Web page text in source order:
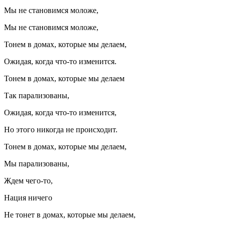
Мы не становимся моложе,
Мы не становимся моложе,
Тонем в домах, которые мы делаем,
Ожидая, когда что-то изменится.
Тонем в домах, которые мы делаем
Так парализованы,
Ожидая, когда что-то изменится,
Но этого никогда не происходит.
Тонем в домах, которые мы делаем,
Мы парализованы,
Ждем чего-то,
Нация ничего
Не тонет в домах, которые мы делаем,